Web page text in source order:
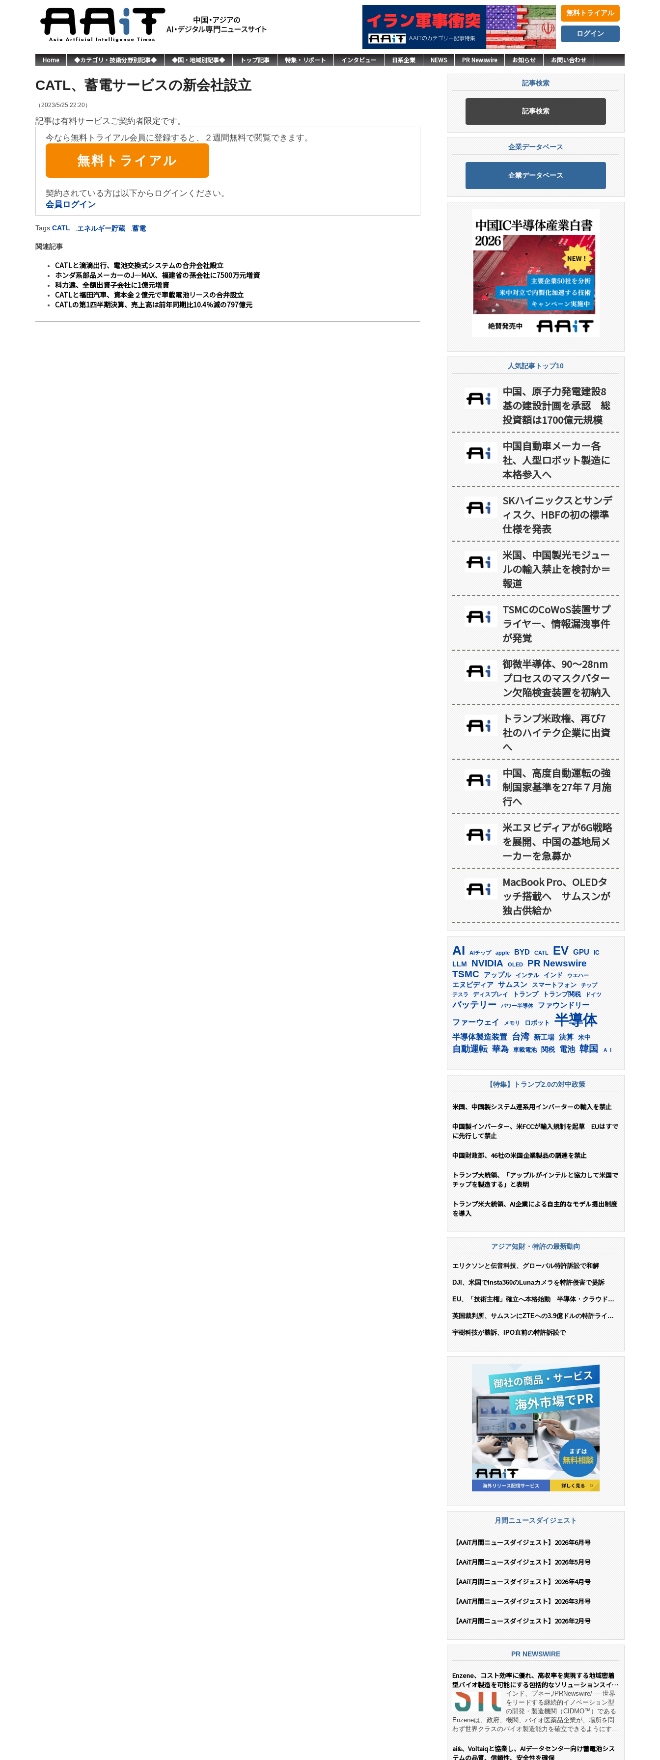
無料トライアル
ログイン
Home ◆カテゴリ・技術分野別記事◆ ◆国・地域別記事◆ トップ記事 特集・リポート インタビュー 日系企業 NEWS PR Newswire お知らせ お問い合わせ
CATL、蓄電サービスの新会社設立
（2023/5/25 22:20）
記事は有料サービスご契約者限定です。
今なら無料トライアル会員に登録すると、２週間無料で閲覧できます。
無料トライアル
契約されている方は以下からログインください。
会員ログイン
Tags:CATL エネルギー貯蔵 蓄電
関連記事
CATLと滴滴出行、電池交換式システムの合弁会社設立
ホンダ系部品メーカーのJ―MAX、福建省の孫会社に7500万元増資
科力遠、全額出資子会社に1億元増資
CATLと福田汽車、資本金２億元で車載電池リースの合弁設立
CATLの第1四半期決算、売上高は前年同期比10.4％減の797億元
記事検索
記事検索
企業データベース
企業データベース
人気記事トップ10
中国、原子力発電建設8
基の建設計画を承認 総
投資額は1700億元規模
中国自動車メーカー各
社、人型ロボット製造に
本格参入へ
SKハイニックスとサンデ
ィスク、HBFの初の標準
仕様を発表
米国、中国製光モジュー
ルの輸入禁止を検討か＝
報道
TSMCのCoWoS装置サプ
ライヤー、情報漏洩事件
が発覚
御微半導体、90～28nm
プロセスのマスクパター
ン欠陥検査装置を初納入
トランプ米政権、再び7
社のハイテク企業に出資
へ
中国、高度自動運転の強
制国家基準を27年７月施
行へ
米エヌビディアが6G戦略
を展開、中国の基地局メ
ーカーを急募か
MacBook Pro、OLEDタ
ッチ搭載へ サムスンが
独占供給か
AI AIチップ apple BYD CATL EV GPU IC
LLM NVIDIA OLED PR Newswire
TSMC アップル インテル インド ウエハー
エヌビディア サムスン スマートフォン
チップ
テスラ
ディスプレイ トランプ トランプ関税 ドイツ
バッテリー パワー半導体 ファウンドリー
ファーウェイ メモリ ロボット 半導体
半導体製造装置 台湾 新工場 決算 米中
自動運転 華為 車載電池 関税 電池 韓国 ＡＩ
【特集】トランプ2.0の対中政策
米国、中国製システム連系用インバーターの輸入を禁止
中国製インバーター、米FCCが輸入規制を起草 EUはすで
に先行して禁止
中国財政部、46社の米国企業製品の調達を禁止
トランプ大統領、「アップルがインテルと協力して米国で
チップを製造する」と表明
トランプ米大統領、AI企業による自主的なモデル提出制度
を導入
アジア知財・特許の最新動向
エリクソンと伝音科技、グローバル特許訴訟で和解
DJI、米国でInsta360のLunaカメラを特許侵害で提訴
EU、「技術主権」確立へ本格始動 半導体・クラウド・
英国裁判所、サムスンにZTEへの3.9億ドルの特許ライセ
宇樹科技が勝訴、IPO直前の特許訴訟で
月間ニュースダイジェスト
【AAiT月間ニュースダイジェスト】2026年6月号
【AAiT月間ニュースダイジェスト】2026年5月号
【AAiT月間ニュースダイジェスト】2026年4月号
【AAiT月間ニュースダイジェスト】2026年3月号
【AAiT月間ニュースダイジェスト】2026年2月号
PR NEWSWIRE
Enzene、コスト効率に優れ、高収率を実現する地域密着
型バイオ製造を可能にする包括的なソリューションスイー
ト「NeX™」 をリリースインド、プネー,/PRNewswire/ — 世界
をリードする継続的イノベーション型
の開発・製造機関（CIDMO™）である
Enzeneは、政府、機関、バイオ医薬品企業が、場所を問
わず世界クラスのバイオ製造能力を確立できるようにす
デル「NeX™」の立ち上げを発表しました。 同社の実績
あるEnzeneX® fully‑connected continuous
ai&、Voltaiqと協業し、AIデータセンター向け蓄電池シス
テムの品質、信頼性、安全性を確保